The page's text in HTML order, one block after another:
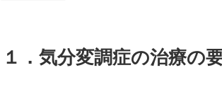
１．気分変調症の治療の